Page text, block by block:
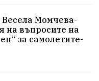
Весела Момчева-
на въпросите на
за самолетите-